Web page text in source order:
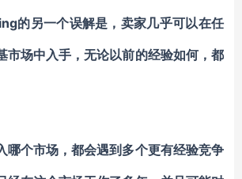
的另一个误解是，卖家几乎可以在任
市场中入手，无论以前的经验如何，都
哪个市场，都会遇到多个更有经验竞争